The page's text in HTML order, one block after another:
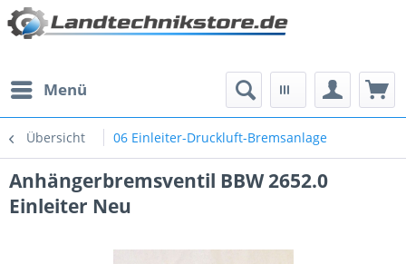
Menü
Übersicht 06 Einleiter-Druckluft-Bremsanlage
Anhängerbremsventil BBW 2652.0
Einleiter Neu